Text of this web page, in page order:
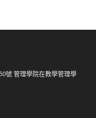
號 管理學院在教學管理學